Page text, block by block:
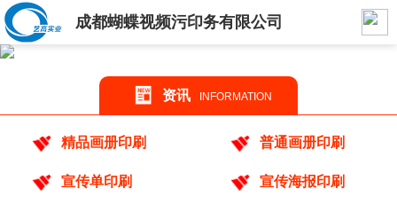
成都蝴蝶视频污印务有限公司
资讯 INFORMATION
精品画册印刷 普通画册印刷
宣传单印刷 宣传海报印刷